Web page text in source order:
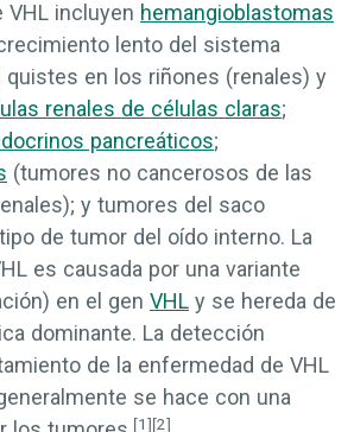
VHL incluyen hemangioblastomas
lento del sistema
quistes en los riñones (renales) y
renales de células claras;
pancreáticos;
(tumores no cancerosos de las
y tumores del saco
de tumor del oído interno. La
es causada por una variante
en el gen VHL y se hereda de
dominante. La detección
de la enfermedad de VHL
se hace con una
[1][2]